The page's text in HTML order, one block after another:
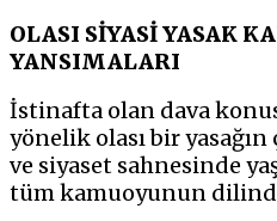
OLASI SİYASİ YASAK
YANSIMALARI
İstinafta olan dava
yönelik olası bir
ve siyaset sahnesinde
tüm kamuoyunun